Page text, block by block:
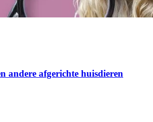
andere afgerichte huisdieren